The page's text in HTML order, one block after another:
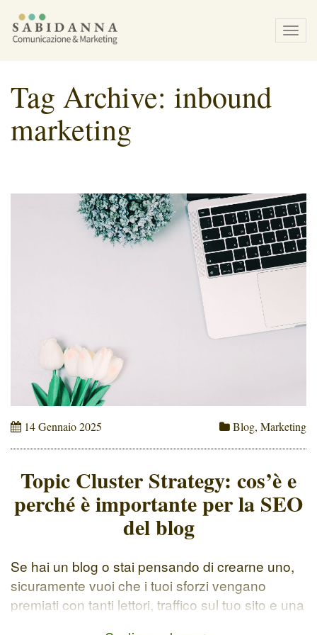
Tag Archive: inbound
marketing
14 Gennaio 2025 Blog, Marketing
Topic Cluster Strategy: cos’è e
perché è importante per la SEO
del blog
Se hai un blog o stai pensando di crearne uno,
sicuramente vuoi che i tuoi sforzi vengano
premiati con tanti lettori, traffico sul tuo sito e una